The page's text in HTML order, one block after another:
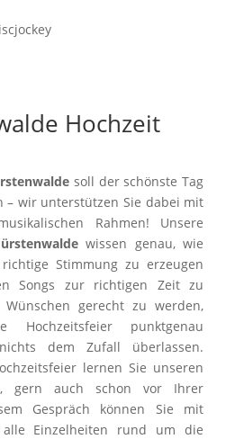
Hochzeit
soll der schönste Tag
– wir unterstützen Sie dabei mit
Rahmen! Unsere
wissen genau, wie
Stimmung zu erzeugen
Songs zur richtigen Zeit zu
gerecht zu werden,
punktgenau
dem Zufall überlassen.
lernen Sie unseren
gern auch schon vor Ihrer
Gespräch können Sie mit
Einzelheiten rund um die